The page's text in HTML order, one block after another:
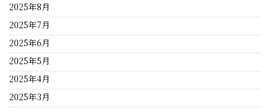
2025年8月
2025年7月
2025年6月
2025年5月
2025年4月
2025年3月